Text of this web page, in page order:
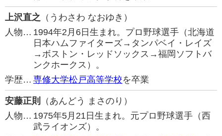
上沢直之 （うわさわ なおゆき）
人物… 1994年2月6日生まれ。プロ野球選手（北海道
日本ハムファイターズ→タンパベイ・レイズ
→ボストン・レッドソックス→福岡ソフトバ
ンクホークス）。
学歴… 専修大学松戸高等学校を卒業
安藤正則
（あんどう まさのり）
人物… 1975年5月21日生まれ。元プロ野球選手（西
武ライオンズ）。